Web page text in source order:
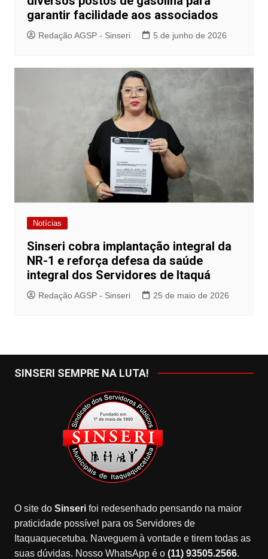
garantir facilidade aos associados
Redação AGSP - Sinseri 5 de junho de 2026
Notícias
Sinseri cobra implantação integral da
NR-1 e reforça defesa da saúde
integral dos Servidores de Itaquá
Redação AGSP - Sinseri 25 de maio de 2026
SINSERI SEMPRE NA LUTA!
O site do Sinserifoi redesenhado pensando na maior
praticidade possível para os Servidores de
Itaquaquecetuba. Naveguem à vontade e tirem todas as
suas dúvidas. Nosso WhatsApp é o (11) 93505.2566.